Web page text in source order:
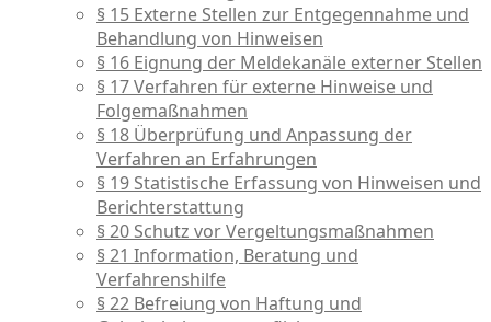
§ 15 Externe Stellen zur Entgegennahme und
Behandlung von Hinweisen
§ 16 Eignung der Meldekanäle externer Stellen
§ 17 Verfahren für externe Hinweise und
Folgemaßnahmen
§ 18 Überprüfung und Anpassung der
Verfahren an Erfahrungen
§ 19 Statistische Erfassung von Hinweisen und
Berichterstattung
§ 20 Schutz vor Vergeltungsmaßnahmen
§ 21 Information, Beratung und
Verfahrenshilfe
§ 22 Befreiung von Haftung und